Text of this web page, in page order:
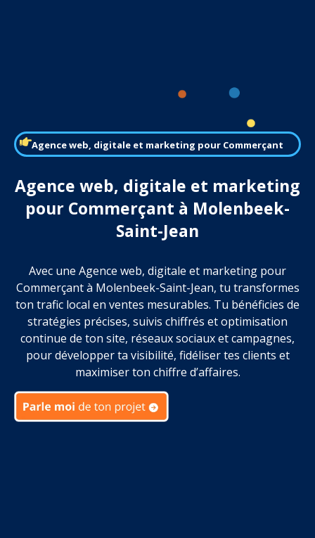
Agence web, digitale et marketing pour Commerçant
Agence web, digitale et marketing
pour Commerçant à Molenbeek-
Saint-Jean
Avec une Agence web, digitale et marketing pour
Commerçant à Molenbeek-Saint-Jean, tu transformes
ton trafic local en ventes mesurables. Tu bénéficies de
stratégies précises, suivis chiffrés et optimisation
continue de ton site, réseaux sociaux et campagnes,
pour développer ta visibilité, fidéliser tes clients et
maximiser ton chiffre d’affaires.